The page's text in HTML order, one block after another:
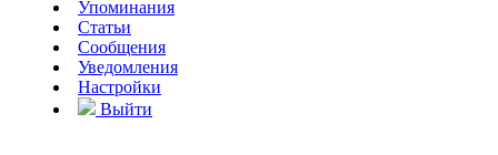
Упоминания
Статьи
Сообщения
Уведомления
Настройки
Выйти